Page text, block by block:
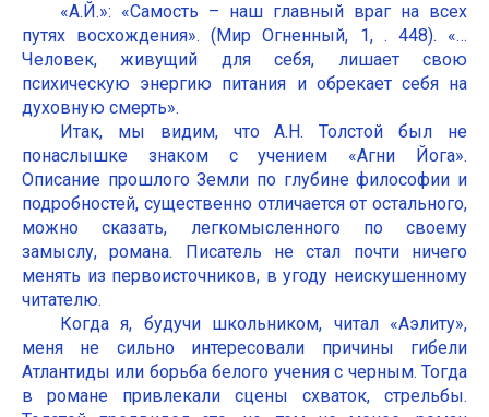
«А.Й.»: «Самость – наш главный враг на всех
путях восхождения». (Мир Огненный, 1, . 448). «…
Человек, живущий для себя, лишает свою
психическую энергию питания и обрекает себя на
духовную смерть».
Итак, мы видим, что А.Н. Толстой был не
понаслышке знаком с учением «Агни Йога».
Описание прошлого Земли по глубине философии и
подробностей, существенно отличается от остального,
можно сказать, легкомысленного по своему
замыслу, романа. Писатель не стал почти ничего
менять из первоисточников, в угоду неискушенному
читателю.
Когда я, будучи школьником, читал «Аэлиту»,
меня не сильно интересовали причины гибели
Атлантиды или борьба белого учения с черным. Тогда
в романе привлекали сцены схваток, стрельбы.